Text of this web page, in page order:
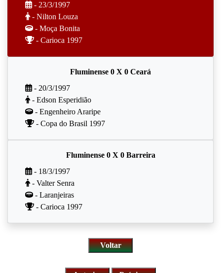
- 23/3/1997
- Nilton Louza
- Moça Bonita
- Carioca 1997
Fluminense 0 X 0 Ceará
- 20/3/1997
- Edson Esperidião
- Engenheiro Araripe
- Copa do Brasil 1997
Fluminense 0 X 0 Barreira
- 18/3/1997
- Valter Senra
- Laranjeiras
- Carioca 1997